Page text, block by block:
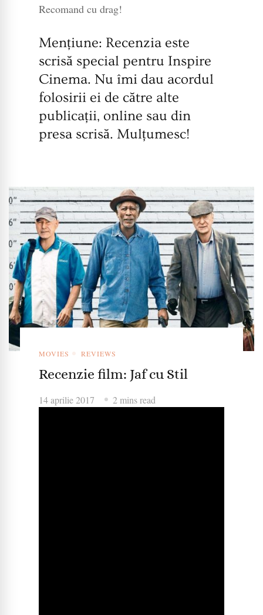
Recomand cu drag!
Mențiune: Recenzia este
scrisă special pentru Inspire
Cinema. Nu îmi dau acordul
folosirii ei de către alte
publicații, online sau din
presa scrisă. Mulțumesc!
MOVIES REVIEWS
Recenzie film: Jaf cu Stil
14 aprilie 2017 2 mins read